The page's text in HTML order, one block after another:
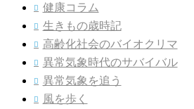
 健康コラム
 生きもの歳時記
 高齢化社会のバイオクリマ
 異常気象時代のサバイバル
 異常気象を追う
 風を歩く